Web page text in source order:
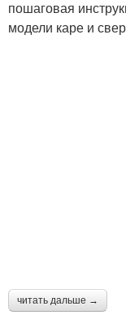
пошаговая
модели каре и
читать дальше →